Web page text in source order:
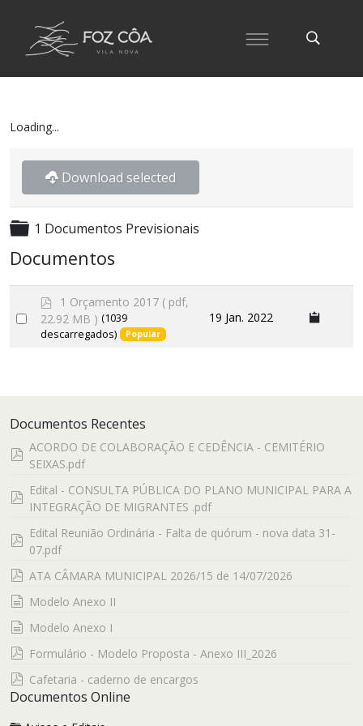
Loading...
Download selected
Pasta
1 Documentos Previsionais
Documentos
Select
d
f
1 Orçamento 2017 ( pdf,
22.92 MB ) (1039
descarregados)
Popular
19 Jan. 2022
Documentos Recentes
pdf
ACORDO DE COLABORAÇÃO E CEDÊNCIA - CEMITÉRIO
SEIXAS.pdf
pdf
Edital - CONSULTA PÚBLICA DO PLANO MUNICIPAL PARA A
INTEGRAÇÃO DE MIGRANTES .pdf
pdf
Edital Reunião Ordinária - Falta de quórum - nova data 31-
07.pdf
pdf
ATA CÂMARA MUNICIPAL 2026/15 de 14/07/2026
documento
Modelo Anexo II
documento
Modelo Anexo I
pdf
Formulário - Modelo Proposta - Anexo III_2026
pdf
Cafetaria - caderno de encargos
Documentos Online